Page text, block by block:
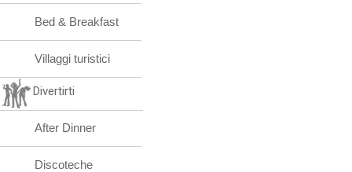
Bed & Breakfast
Villaggi turistici
Divertirti
After Dinner
Discoteche